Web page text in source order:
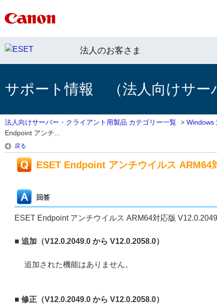
法人のお客さま
サポート情報 （法人向けサー
法人向けサーバー・クライアント用製品 カテゴリー一覧 > Windows
Endpoint アンチ...
戻る
ESET Endpoint アンチウイルス
回答
ESET Endpoint アンチウイルス ARM64対応版
■ 追加（V12.0.2049.0 から V12.0.2058.0）
追加された機能はありません。
■ 修正（V12.0.2049.0 から V12.0.2058.0）